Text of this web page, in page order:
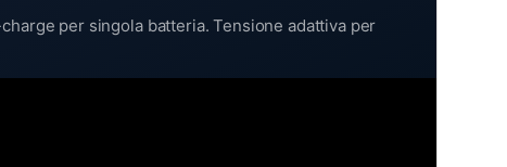
per singola batteria. Tensione adattiva per